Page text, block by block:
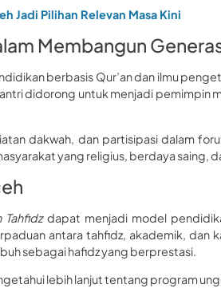
Jadi Pilihan Relevan Masa Kini
Membangun
berbasis Qur’an dan ilmu
didorong untuk menjadi pemimpin
dakwah, dan partisipasi dalam
yang religius, berdaya saing,
Tahfidzdapat menjadi model
antara tahfidz, akademik, dan
sebagai hafidz yang berprestasi.
lebih lanjut tentang program